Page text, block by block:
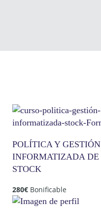
POLÍTICA Y GESTIÓN
INFORMATIZADA DE
STOCK
280€ Bonificable